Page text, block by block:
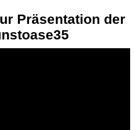
Präsentation der